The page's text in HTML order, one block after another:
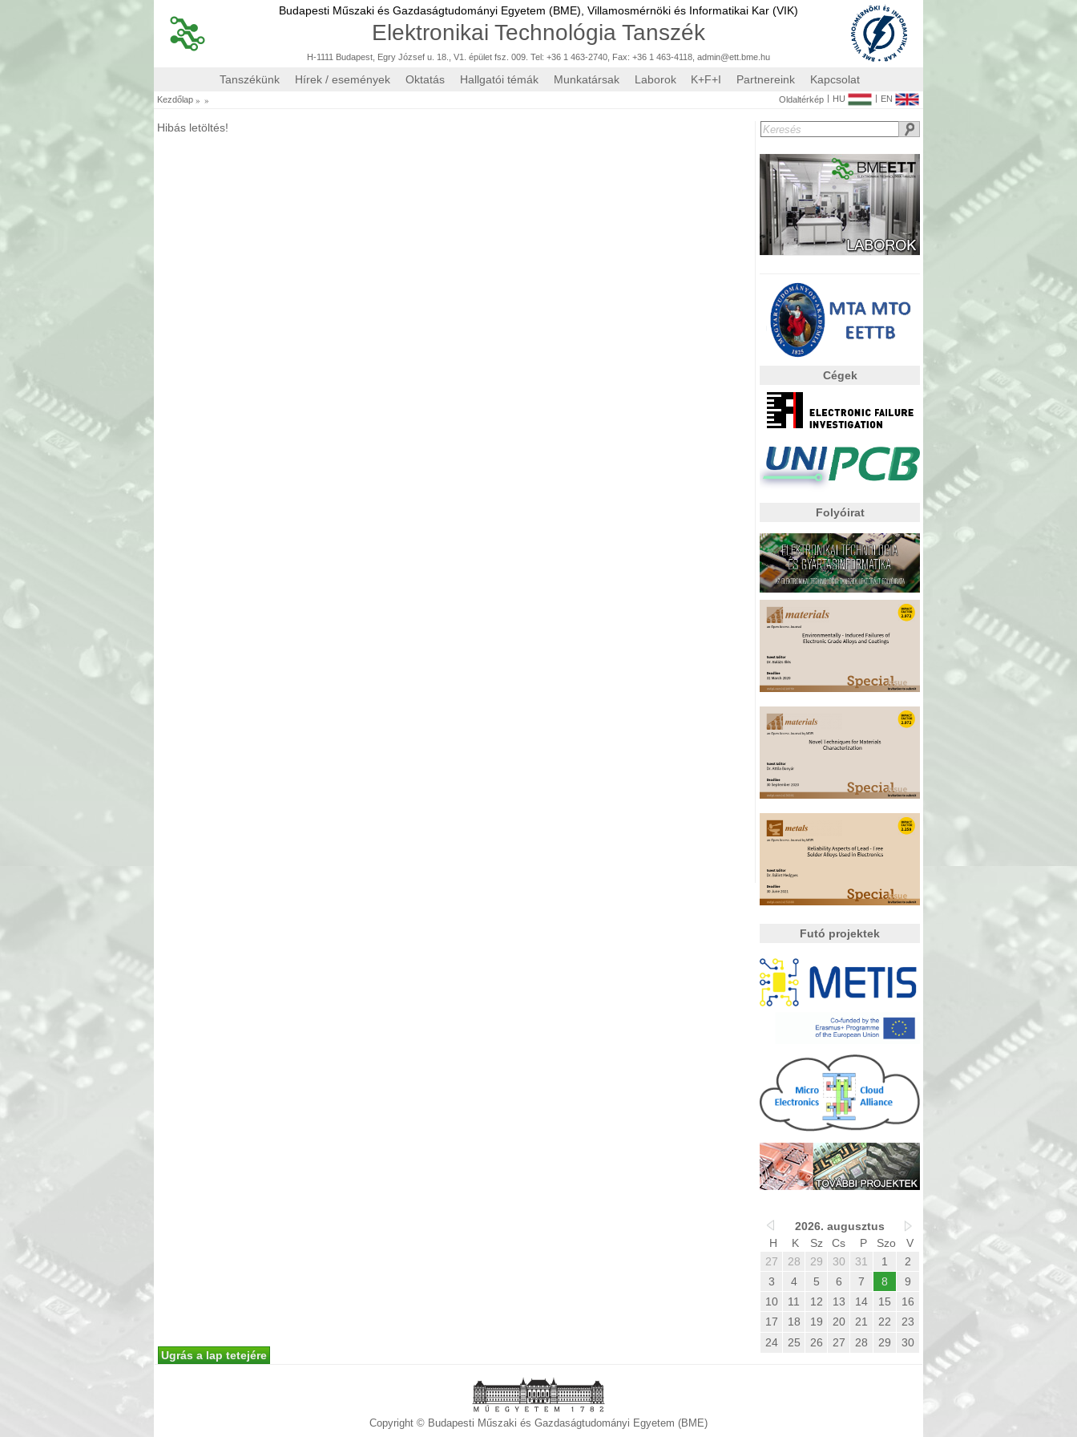
Budapesti Műszaki és Gazdaságtudományi Egyetem (BME), Villamosmérnöki és Informatikai Kar (VIK)
Elektronikai Technológia Tanszék
H-1111 Budapest, Egry József u. 18., V1. épület fsz. 009. Tel: +36 1 463-2740, Fax: +36 1 463-4118 admin@ett.bme.hu
Tanszékünk Hírek / események Oktatás Hallgatói témák Munkatársak Laborok K+F+I Partnereink Kapcsolat
Kezdőlap » » Oldaltérkép | HU | EN
Hibás letöltés!
Cégek
Folyóirat
Futó projektek
2026. augusztus
H
K Sz Cs P Szo
V
27
28 29 30 31 1
2
3
4 5 6 7 8
9
10
11 12 13 14 15
16
17
18 19 20 21 22
23
24
25 26 27 28 29 30
Copyright © Budapesti Műszaki és Gazdaságtudományi Egyetem (BME)
Ugrás a lap tetejére